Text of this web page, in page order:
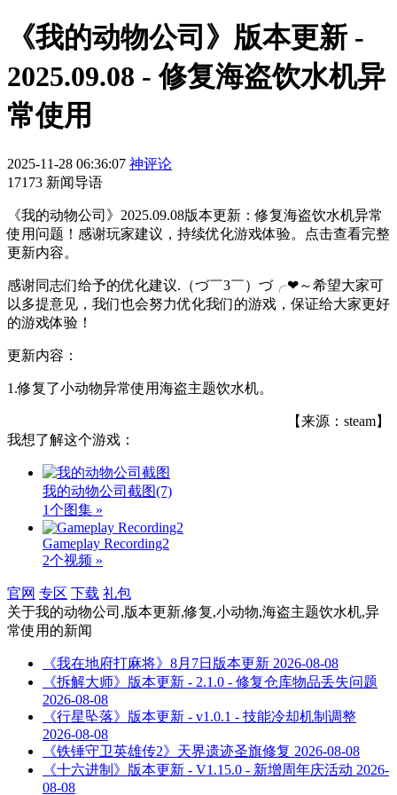
《我的动物公司》版本更新 -
2025.09.08 - 修复海盗饮水机异
常使用
2025-11-28 06:36:07 神评论
17173 新闻导语
《我的动物公司》2025.09.08版本更新：修复海盗饮水机异常
使用问题！感谢玩家建议，持续优化游戏体验。点击查看完整
更新内容。
感谢同志们给予的优化建议.（づ￣3￣）づ╭❤～希望大家可
以多提意见，我们也会努力优化我们的游戏，保证给大家更好
的游戏体验！
更新内容：
1.修复了小动物异常使用海盗主题饮水机。
【来源：steam】
我想了解这个游戏：
我的动物公司截图(7)
1个图集 »
Gameplay Recording​2
2个视频 »
官网 专区 下载 礼包
关于我的动物公司,版本更新,修复,小动物,海盗主题饮水机,异
常使用 的新闻
《我在地府打麻将》8月7日版本更新 2026-08-08
《拆解大师》版本更新 - 2.1.0 - 修复仓库物品丢失问题
2026-08-08
《行星坠落》版本更新 - v1.0.1 - 技能冷却机制调整
2026-08-08
《铁锤守卫英雄传2》天界遗迹圣旗修复 2026-08-08
《十六进制》版本更新 - V1.15.0 - 新增周年庆活动 2026-
08-08